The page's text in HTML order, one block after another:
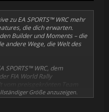
zu EA SPORTS™ WRC mehr
die dich erwarten.
Builder und Moments – die
andere Wege, die Welt des
SPORTS™ WRC, dem
FIA World Rally
vom preisgekrönten Team
den Rallyewagen deiner
fahre und meistere im
Größe anzuzeigen.